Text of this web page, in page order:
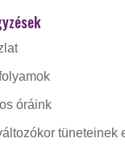
óráink
tüneteinek